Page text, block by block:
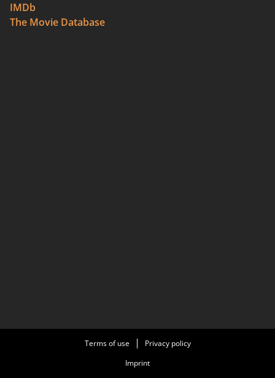
IMDb
The Movie Database
Terms of use
Privacy policy
Imprint